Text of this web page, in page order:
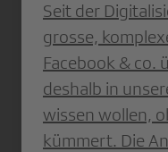
Seit der
grosse,
Facebook & co.
deshalb in
wissen wollen,
kümmert. Die